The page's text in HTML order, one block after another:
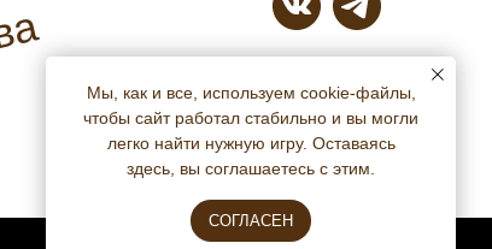
Мы, как и все, используем cookie-файлы,
чтобы сайт работал стабильно и вы могли
легко найти нужную игру. Оставаясь
здесь, вы соглашаетесь с этим.
СОГЛАСЕН